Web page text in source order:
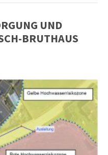
UND
BRUTHAUS